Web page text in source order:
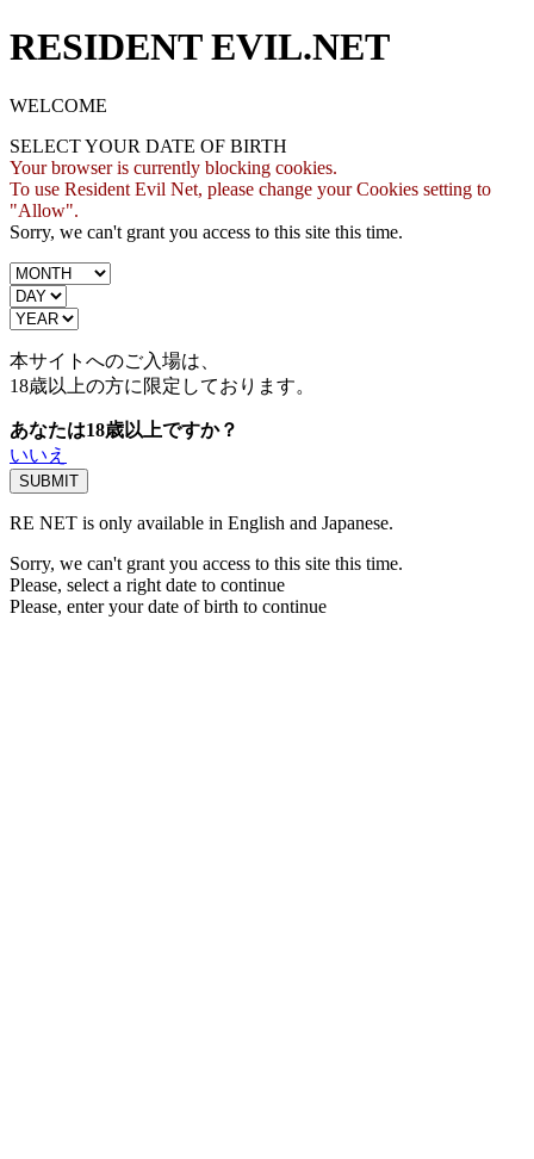
RESIDENT EVIL.NET
WELCOME
SELECT YOUR DATE OF BIRTH
Your browser is currently blocking cookies.
To use Resident Evil Net, please change your Cookies setting to
"Allow".
Sorry, we can't grant you access to this site this time.
本サイトへのご入場は、
18歳以上の方に限定しております。
あなたは18歳以上ですか？
いいえ
RE NET is only available in English and Japanese.
Sorry, we can't grant you access to this site this time.
Please, select a right date to continue
Please, enter your date of birth to continue